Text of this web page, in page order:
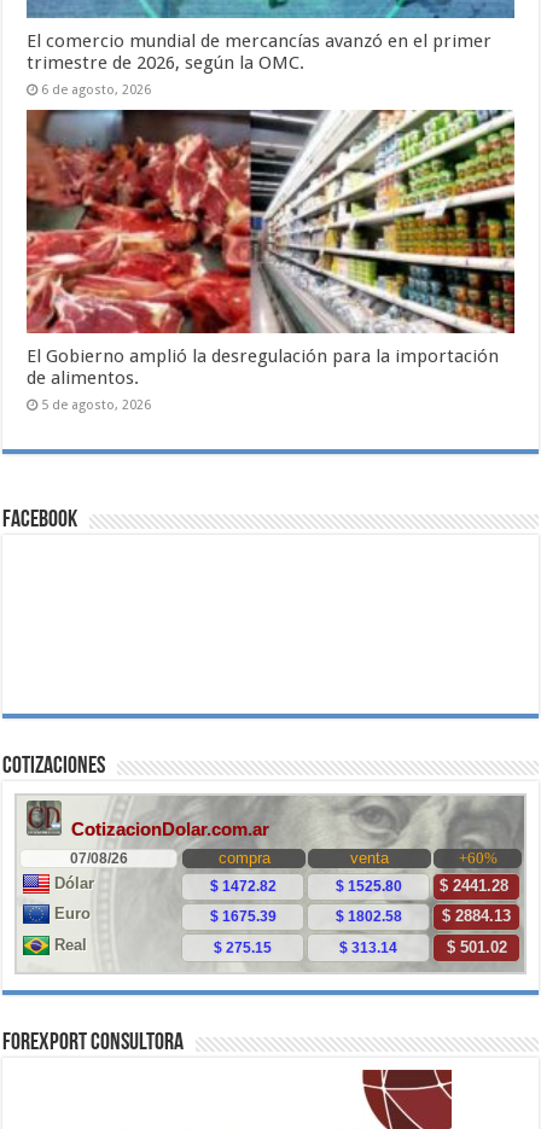
El comercio mundial de mercancías avanzó en el primer
trimestre de 2026, según la OMC.
6 de agosto, 2026
El Gobierno amplió la desregulación para la importación
de alimentos.
5 de agosto, 2026
Facebook
Cotizaciones
ForExport Consultora